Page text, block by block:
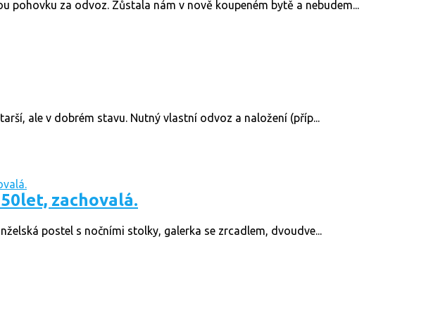
pohovku za odvoz. Zůstala nám v nově koupeném bytě a nebudem...
ale v dobrém stavu. Nutný vlastní odvoz a naložení (příp...
zachovalá.
postel s nočními stolky, galerka se zrcadlem, dvoudve...